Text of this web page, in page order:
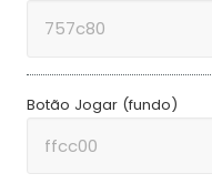
Botão Jogar (fundo)